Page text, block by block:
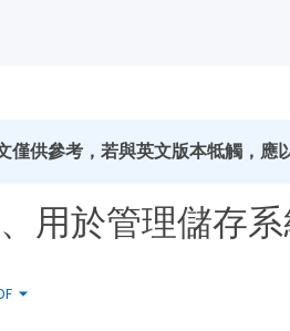
供參考，若與英文版本牴觸，應
用於管理儲存